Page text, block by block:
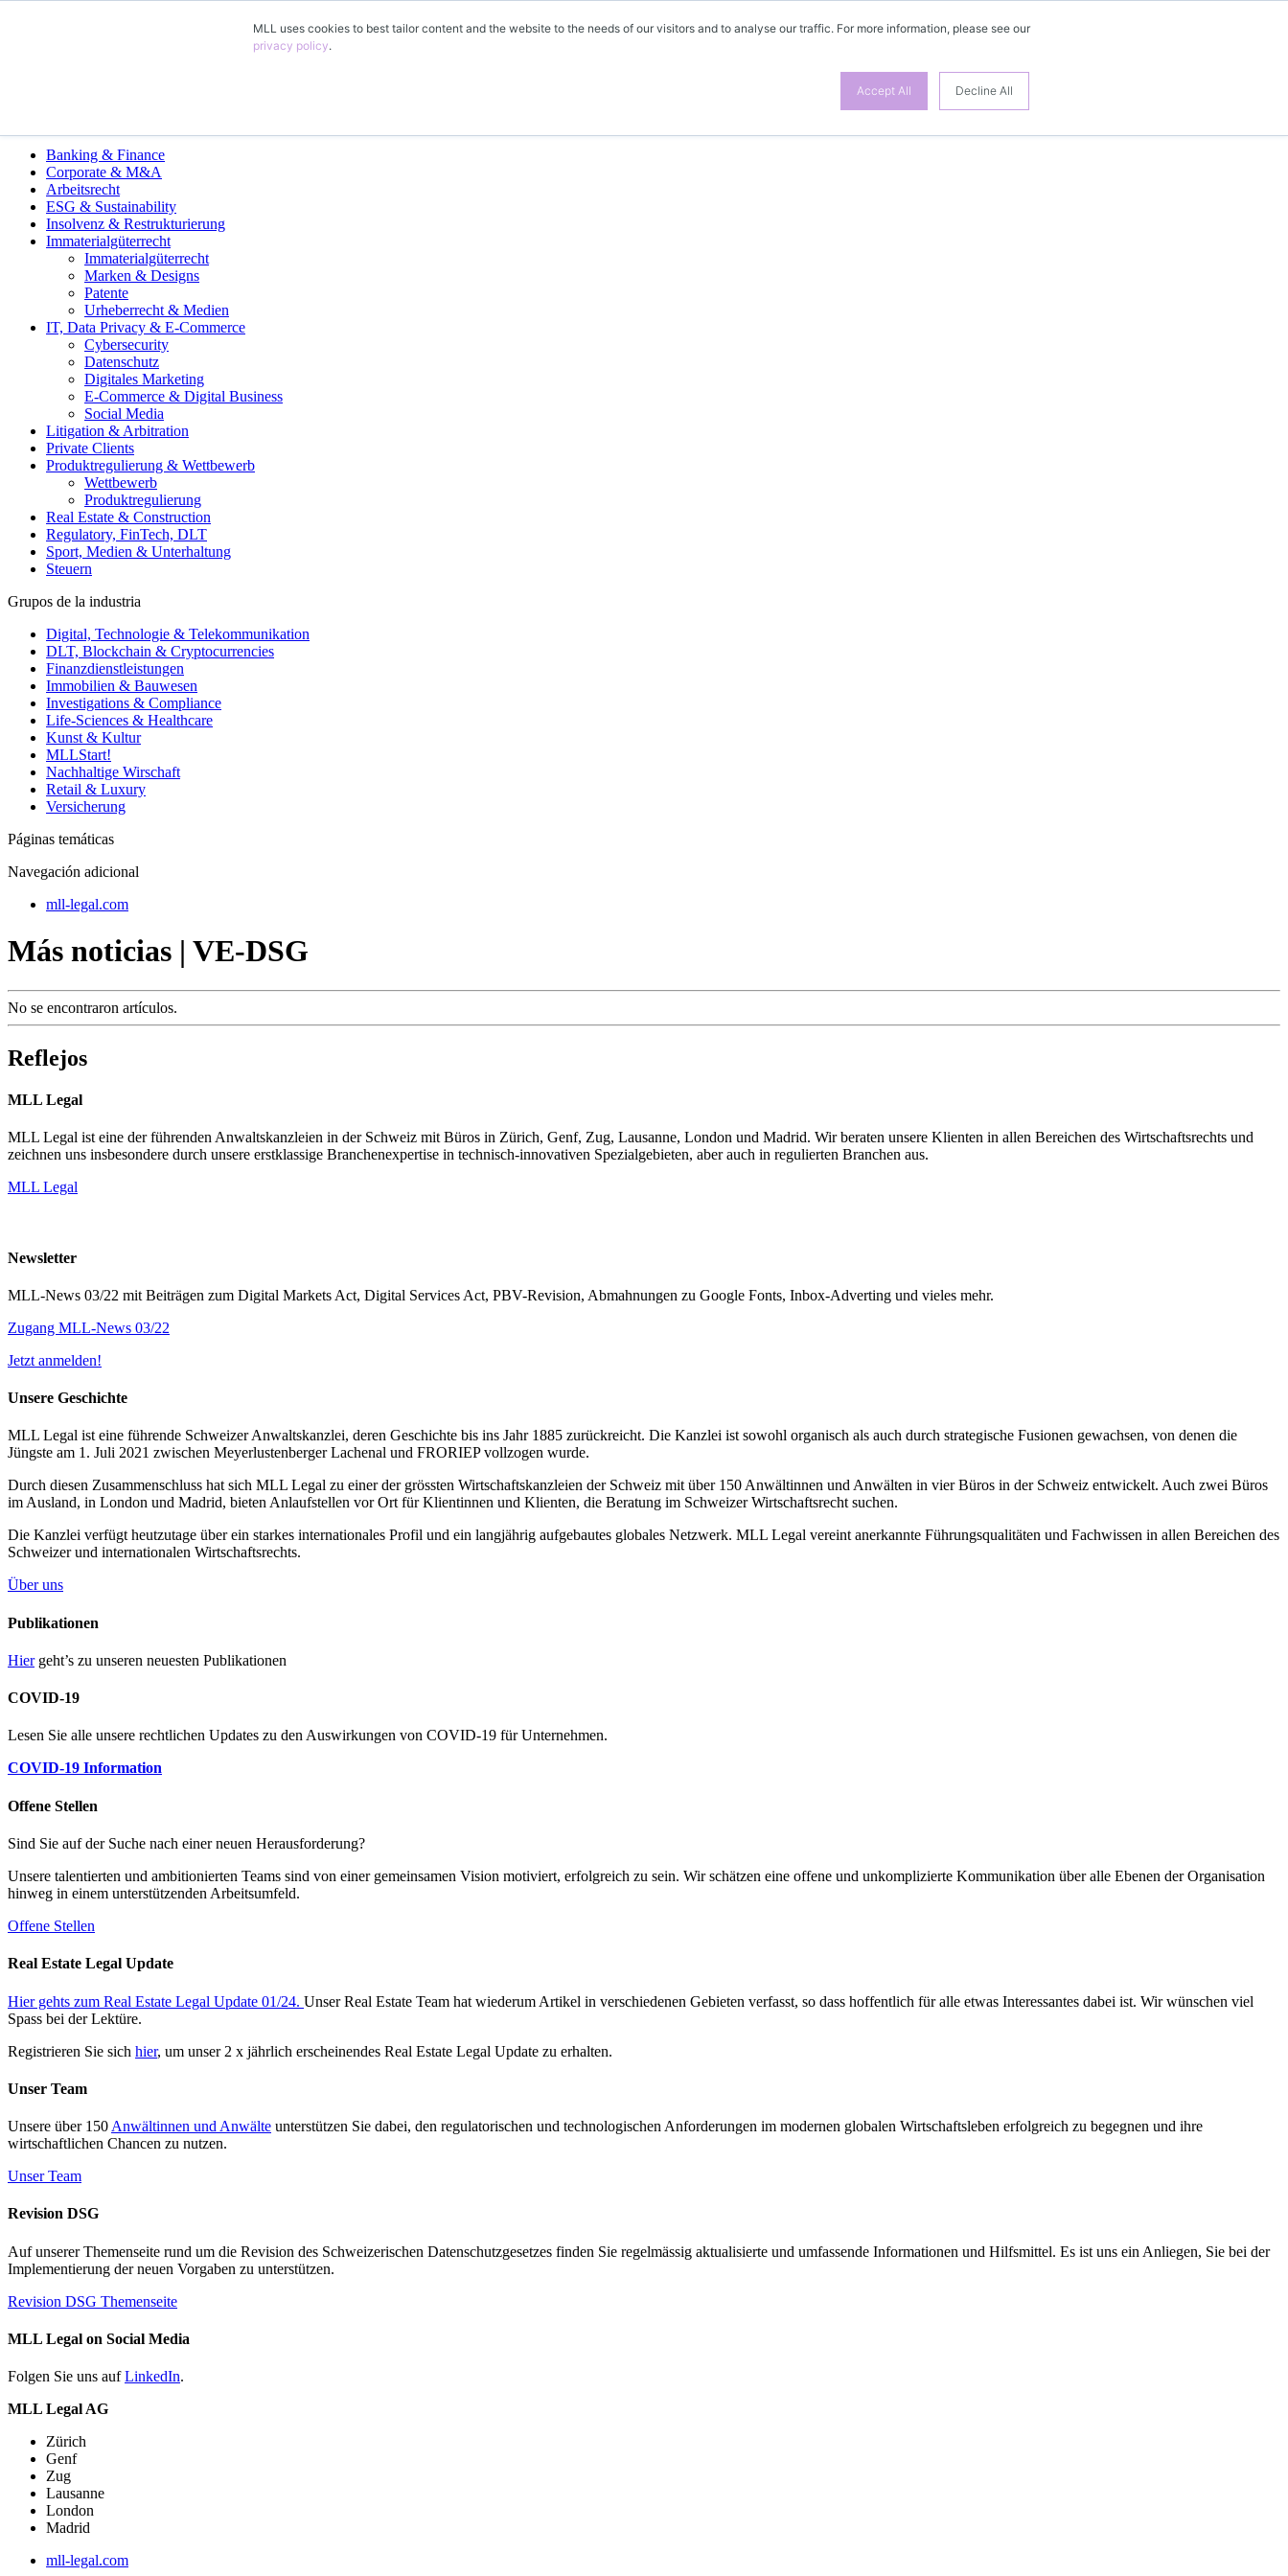
MLL uses cookies to best tailor content and the website to the needs of our visitors and to analyse our traffic. For more information, please see our
privacy policy.
Accept All Decline All
Banking & Finance
Corporate & M&A
Arbeitsrecht
ESG & Sustainability
Insolvenz & Restrukturierung
Immaterialgüterrecht
Immaterialgüterrecht
Marken & Designs
Patente
Urheberrecht & Medien
IT, Data Privacy & E-Commerce
Cybersecurity
Datenschutz
Digitales Marketing
E-Commerce & Digital Business
Social Media
Litigation & Arbitration
Private Clients
Produktregulierung & Wettbewerb
Wettbewerb
Produktregulierung
Real Estate & Construction
Regulatory, FinTech, DLT
Sport, Medien & Unterhaltung
Steuern
Grupos de la industria
Digital, Technologie & Telekommunikation
DLT, Blockchain & Cryptocurrencies
Finanzdienstleistungen
Immobilien & Bauwesen
Investigations & Compliance
Life-Sciences & Healthcare
Kunst & Kultur
MLLStart!
Nachhaltige Wirschaft
Retail & Luxury
Versicherung
Páginas temáticas
Navegación adicional
mll-legal.com
Más noticias | VE-DSG
No se encontraron artículos.
Reflejos
MLL Legal
MLL Legal ist eine der führenden Anwaltskanzleien in der Schweiz mit Büros in Zürich, Genf, Zug, Lausanne, London und Madrid. Wir beraten unsere Klienten in allen Bereichen des Wirtschaftsrechts und
zeichnen uns insbesondere durch unsere erstklassige Branchenexpertise in technisch-innovativen Spezialgebieten, aber auch in regulierten Branchen aus.
MLL Legal
Newsletter
MLL-News 03/22 mit Beiträgen zum Digital Markets Act, Digital Services Act, PBV-Revision, Abmahnungen zu Google Fonts, Inbox-Adverting und vieles mehr.
Zugang MLL-News 03/22
Jetzt anmelden!
Unsere Geschichte
MLL Legal ist eine führende Schweizer Anwaltskanzlei, deren Geschichte bis ins Jahr 1885 zurückreicht. Die Kanzlei ist sowohl organisch als auch durch strategische Fusionen gewachsen, von denen die
Jüngste am 1. Juli 2021 zwischen Meyerlustenberger Lachenal und FRORIEP vollzogen wurde.
Durch diesen Zusammenschluss hat sich MLL Legal zu einer der grössten Wirtschaftskanzleien der Schweiz mit über 150 Anwältinnen und Anwälten in vier Büros in der Schweiz entwickelt. Auch zwei Büros
im Ausland, in London und Madrid, bieten Anlaufstellen vor Ort für Klientinnen und Klienten, die Beratung im Schweizer Wirtschaftsrecht suchen.
Die Kanzlei verfügt heutzutage über ein starkes internationales Profil und ein langjährig aufgebautes globales Netzwerk. MLL Legal vereint anerkannte Führungsqualitäten und Fachwissen in allen Bereichen des
Schweizer und internationalen Wirtschaftsrechts.
Über uns
Publikationen
Hiergeht’s zu unseren neuesten Publikationen
COVID-19
Lesen Sie alle unsere rechtlichen Updates zu den Auswirkungen von COVID-19 für Unternehmen.
COVID-19 Information
Offene Stellen
Sind Sie auf der Suche nach einer neuen Herausforderung?
Unsere talentierten und ambitionierten Teams sind von einer gemeinsamen Vision motiviert, erfolgreich zu sein. Wir schätzen eine offene und unkomplizierte Kommunikation über alle Ebenen der Organisation
hinweg in einem unterstützenden Arbeitsumfeld.
Offene Stellen
Real Estate Legal Update
Hier gehts zum Real Estate Legal Update 01/24. Unser Real Estate Team hat wiederum Artikel in verschiedenen Gebieten verfasst, so dass hoffentlich für alle etwas Interessantes dabei ist. Wir wünschen viel
Spass bei der Lektüre.
Registrieren Sie sich hier, um unser 2 x jährlich erscheinendes Real Estate Legal Update zu erhalten.
Unser Team
Unsere über 150 Anwältinnen und Anwälte unterstützen Sie dabei, den regulatorischen und technologischen Anforderungen im modernen globalen Wirtschaftsleben erfolgreich zu begegnen und ihre
wirtschaftlichen Chancen zu nutzen.
Unser Team
Revision DSG
Auf unserer Themenseite rund um die Revision des Schweizerischen Datenschutzgesetzes finden Sie regelmässig aktualisierte und umfassende Informationen und Hilfsmittel. Es ist uns ein Anliegen, Sie bei der
Implementierung der neuen Vorgaben zu unterstützen.
Revision DSG Themenseite
MLL Legal on Social Media
Folgen Sie uns aufLinkedIn.
MLL Legal AG
Zürich
Genf
Zug
Lausanne
London
Madrid
mll-legal.com